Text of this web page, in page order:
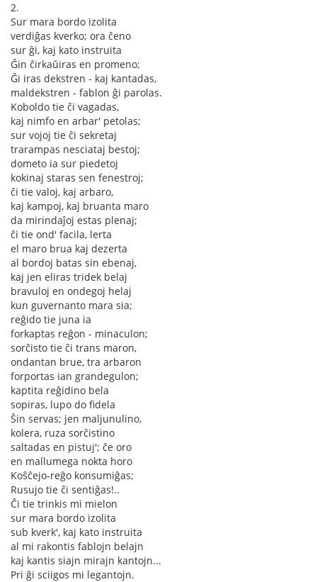
2.
Sur mara bordo izolita
verdiĝas kverko; ora ĉeno
sur ĝi, kaj kato instruita
Ĝin ĉirkaŭiras en promeno;
Ĝi iras dekstren - kaj kantadas,
maldekstren - fablon ĝi parolas.
Koboldo tie ĉi vagadas,
kaj nimfo en arbar' petolas;
sur vojoj tie ĉi sekretaj
trarampas nesciataj bestoj;
dometo ia sur piedetoj
kokinaj staras sen fenestroj;
ĉi tie valoj, kaj arbaro,
kaj kampoj, kaj bruanta maro
da mirindaĵoj estas plenaj;
ĉi tie ond' facila, lerta
el maro brua kaj dezerta
al bordoj batas sin ebenaj,
kaj jen eliras tridek belaj
bravuloj en ondegoj helaj
kun guvernanto mara sia;
reĝido tie juna ia
forkaptas reĝon - minaculon;
sorĉisto tie ĉi trans maron,
ondantan brue, tra arbaron
forportas ian grandegulon;
kaptita reĝidino bela
sopiras, lupo do fidela
Ŝin servas; jen maljunulino,
kolera, ruza sorĉistino
saltadas en pistuj'; ĉe oro
en mallumega nokta horo
Koŝĉejo-reĝo konsumiĝas;
Rusujo tie ĉi sentiĝas!..
Ĉi tie trinkis mi mielon
sur mara bordo izolita
sub kverk', kaj kato instruita
al mi rakontis fablojn belajn
kaj kantis siajn mirajn kantojn...
Pri ĝi sciigos mi legantojn.